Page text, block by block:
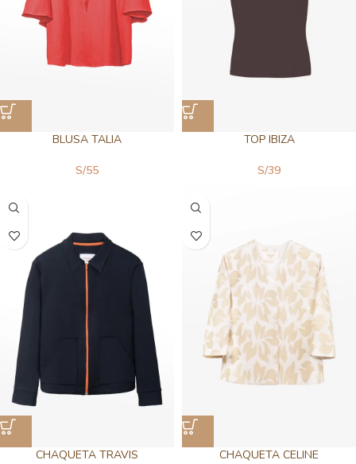
BLUSA TALIA
S/55
TOP IBIZA
S/39
CHAQUETA TRAVIS CHAQUETA CELINE